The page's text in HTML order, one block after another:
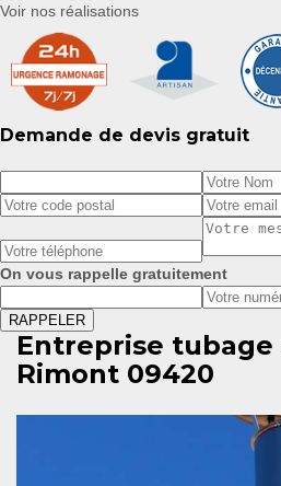
Voir nos réalisations
Demande de devis gratuit
On vous rappelle gratuitement
Entreprise
Rimont 09420